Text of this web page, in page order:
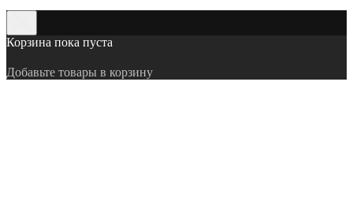
Корзина пока пуста
Добавьте товары в корзину